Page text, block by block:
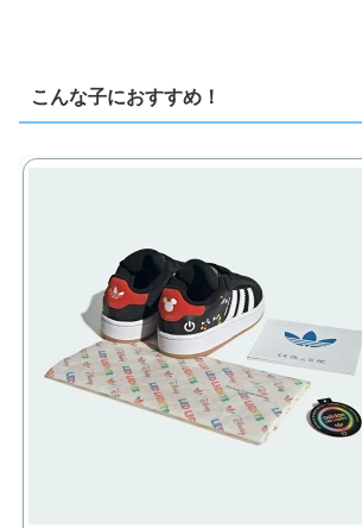
こんな子におすすめ！